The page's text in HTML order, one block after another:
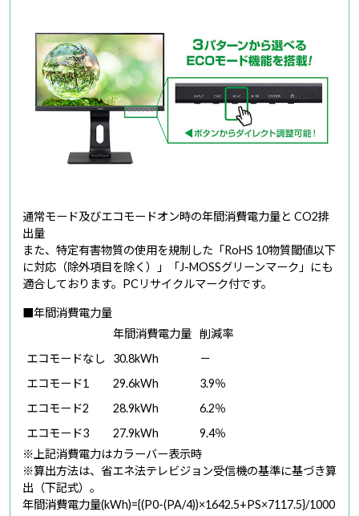
通常モード及びエコモードオン時の年間消費電力量と CO2排
出量
また、特定有害物質の使用を規制した「RoHS 10物質閾値以下
に対応（除外項目を除く）」「J-MOSSグリーンマーク」にも
適合しております。PCリサイクルマーク付です。
■年間消費電力量
年間消費電力量 削減率
エコモードなし
30.8kWh
－
エコモード1
29.6kWh
3.9％
エコモード2
28.9kWh
6.2％
エコモード3
27.9kWh
9.4％
※上記消費電力はカラーバー表示時
※算出方法は、省エネ法テレビジョン受信機の基準に基づき算
出（下記式）。
年間消費電力量(kWh)={(P0-(PA/4))×1642.5+PS×7117.5}/1000